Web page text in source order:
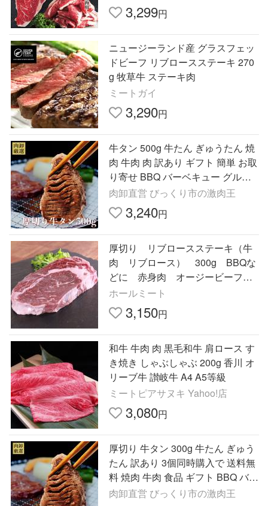
3,299円
ニュージーランド産 グラスフェッ
ドビーフ リブロースステーキ 270
g 牧草牛 ステーキ肉
ミートガイ
3,290円
牛タン 500g 牛たん ぎゅうたん 焼
肉 牛肉 肉 訳あり ギフト 簡単 お取
り寄せ BBQ バーベキュー グルメ
食品 タン 厚切り 爆買
肉卸直営 びっくり市の激肉王
3,240円
厚切り リブロースステーキ（牛
肉 リブロース） 300g BBQな
どに 赤身肉 オージービーフ
オーストラリア-SKU106
ホールミート
3,150円
和牛 牛肉 肉 黒毛和牛 肩ロース す
き焼き しゃぶしゃぶ 200g 香川 オ
リーブ牛 讃岐牛 A4 A5等級
ミートピアサヌキ Yahoo!店
3,080円
厚切り 牛タン 300g 牛たん ぎゅう
たん 訳あり 3個同時購入で 送料無
料 焼肉 牛肉 食品 ギフト BBQ バー
ベキュー グルメ 爆買
肉卸直営 びっくり市の激肉王